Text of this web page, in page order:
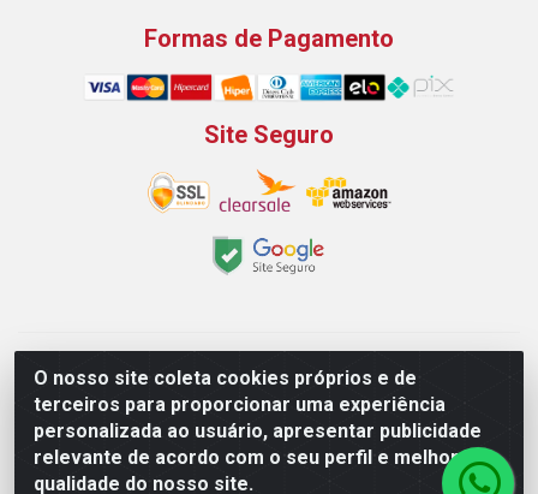
O nosso site coleta cookies próprios e de
terceiros para proporcionar uma experiência
personalizada ao usuário, apresentar publicidade
relevante de acordo com o seu perfil e melhorar a
qualidade do nosso site.
Formas de Pagamento
Site Seguro
Padeirão Comércio de Produtos Para Panificação LTDA -
Rodovia Empresario João Santos Filho, 2425, Gp B1 Bl. 02 -
Muribeca, Jaboatão dos Guararapes/PE - CEP 54.350-100 -
CNPJ 03.042.263/0001-51